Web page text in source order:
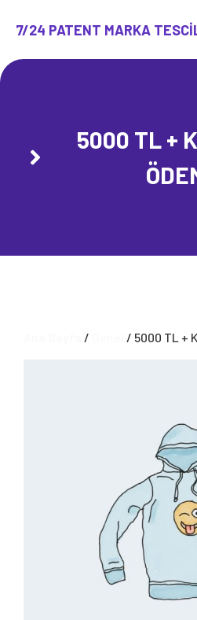
atla7/24 PATENT MARKA
5000 TL +
/ / 5000 TL +